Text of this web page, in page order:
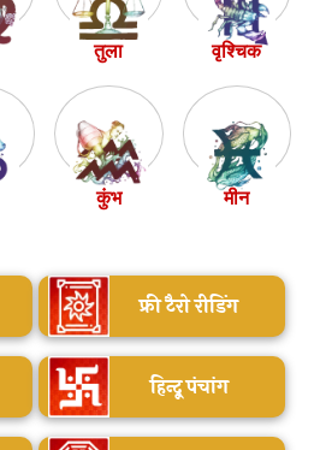
तुला वृश्चिक
कुंभ मीन
फ्री टैरो रीडिंग
हिन्दू पंचांग